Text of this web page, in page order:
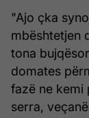
"Ajo çka
mbështetjen
tona
domates
fazë ne kemi
serra,